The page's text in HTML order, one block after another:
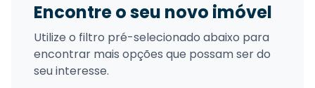
Encontre o seu novo imóvel
Utilize o filtro pré-selecionado abaixo para
encontrar mais opções que possam ser do
seu interesse.